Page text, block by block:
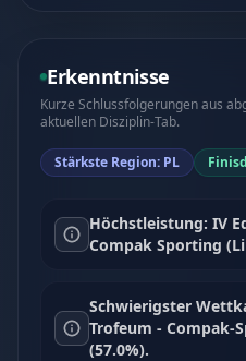
Erkenntnisse
Kurze Schlussfolgerungen aus
aktuellen Disziplin-Tab.
Stärkste Region: PL
Höchstleistung: IV
Compak Sporting
Schwierigster
Trofeum - Compak-
(57.0%).